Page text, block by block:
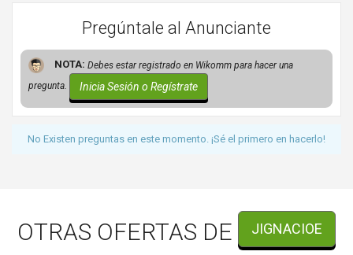
Pregúntale al Anunciante
NOTA: Debes estar registrado en Wikomm para hacer una
pregunta.
Inicia Sesión o Regístrate
No Existen preguntas en este momento. ¡Sé el primero en hacerlo!
OTRAS OFERTAS DE JIGNACIOE